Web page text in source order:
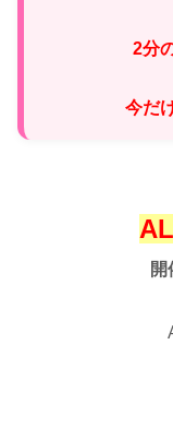
2分
今だ
開